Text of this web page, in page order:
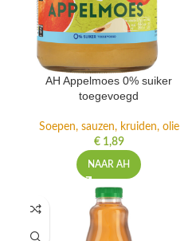
AH Appelmoes 0% suiker
toegevoegd
Soepen, sauzen, kruiden, olie
€1,89
NAAR AH